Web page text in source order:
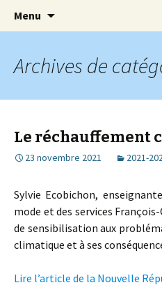
Lycée Clouet /
Métiers de la
Services
Menu
Archives de
Le réchauffement
23 novembre 2021 2021-
Sylvie Ecobichon,
mode et des services
de sensibilisation aux
climatique et à ses
Lire l’article de la Nouvelle